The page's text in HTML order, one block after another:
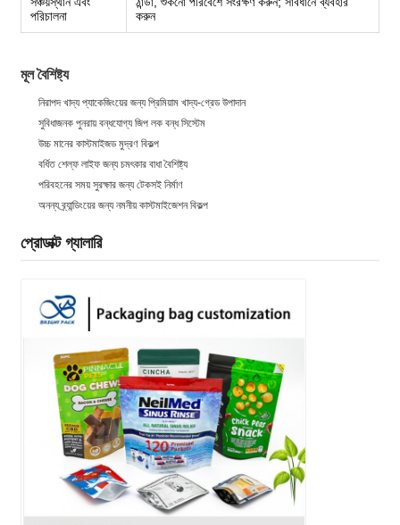
পরিচালনা
করুন
মূল বৈশিষ্ট্য
নিরাপদ খাদ্য প্যাকেজিংয়ের জন্য প্রিমিয়াম খাদ্য-গ্রেড উপাদান
সুবিধাজনক পুনরায় বন্ধযোগ্য জিপ লক বন্ধ সিস্টেম
উচ্চ মানের কাস্টমাইজড মুদ্রণ বিকল্প
বর্ধিত শেল্ফ লাইফ জন্য চমৎকার বাধা বৈশিষ্ট্য
পরিবহনের সময় সুরক্ষার জন্য টেকসই নির্মাণ
অনন্য ব্র্যান্ডিংয়ের জন্য নমনীয় কাস্টমাইজেশন বিকল্প
প্রোডাক্ট গ্যালারি